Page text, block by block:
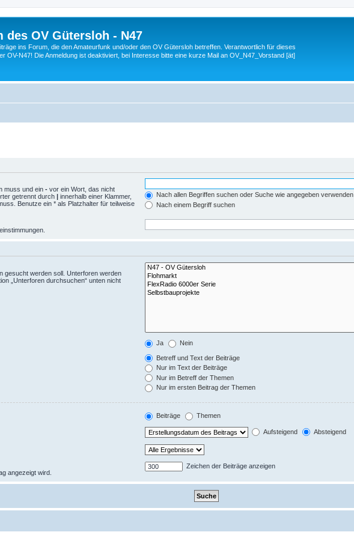
des OV Gütersloh - N47
ins Forum, die den Amateurfunk und/oder den OV Gütersloh betreffen. Verantwortlich für dieses
OV-N47! Die Anmeldung ist deaktiviert, bei Interesse bitte eine kurze Mail an OV_N47_Vorstand [ät]
muss und ein - vor ein Wort, das nicht
getrennt durch | innerhalb einer Klammer,
Benutze ein * als Platzhalter für teilweise
Nach allen Begriffen suchen oder Suche wie angegeben verwenden
Nach einem Begriff suchen
gesucht werden soll. Unterforen werden
„Unterforen durchsuchen“ unten nicht
Ja Nein
Betreff und Text der Beiträge
Nur im Text der Beiträge
Nur im Betreff der Themen
Nur im ersten Beitrag der Themen
Beiträge Themen
Aufsteigend Absteigend
angezeigt wird.
Zeichen der Beiträge anzeigen